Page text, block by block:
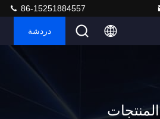
86-15251884557
دردشة
المنتجات